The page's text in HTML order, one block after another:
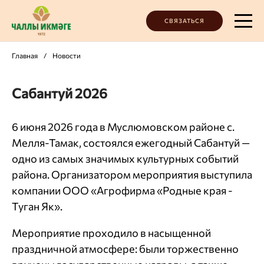
СВЯЗАТЬСЯ
Главная / Новости
Сабантуй 2026
6 июня 2026 года в Муслюмовском районе с.
Мелля-Тамак, состоялся ежегодный Сабантуй —
одно из самых значимых культурных событий
района. Организатором мероприятия выступила
компании ООО «Агрофирма «Родные края -
Туган Як».
Мероприятие проходило в насыщенной
праздничной атмосфере: были торжественно